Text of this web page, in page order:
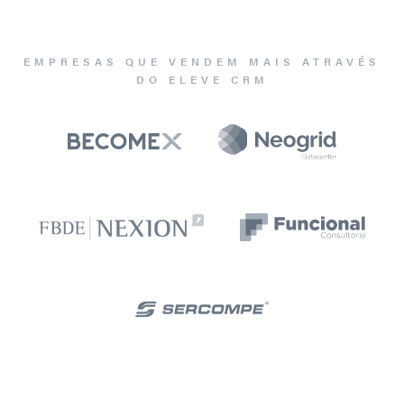
EMPRESAS QUE VENDEM MAIS ATRAVÉS
DO ELEVE CRM